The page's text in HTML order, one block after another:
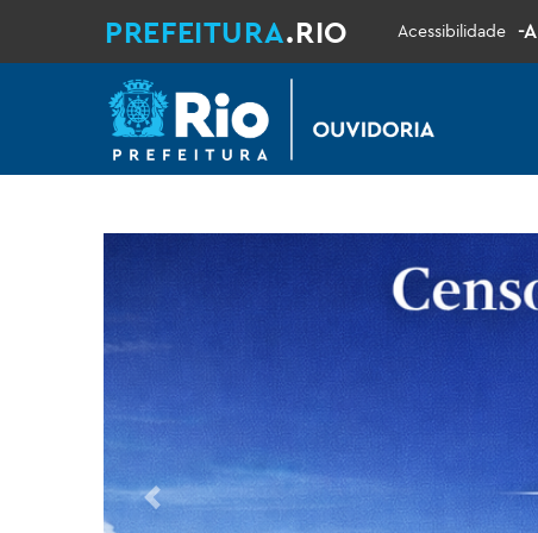
PREFEITURA.RIO Acessibilidade -A
Previous